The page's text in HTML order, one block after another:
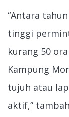
“Antara
tinggi
kurang 50
Kampung
tujuh atau
aktif,”